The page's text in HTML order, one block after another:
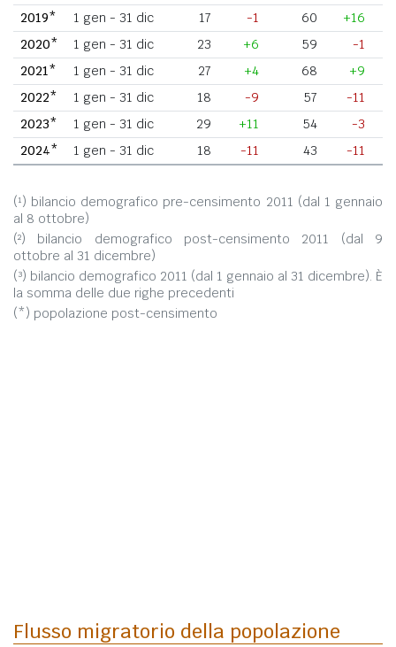
2019*
1 gen - 31 dic 17 -1 60
+16
2020*
1 gen - 31 dic 23 +6 59
-1
2021*
1 gen - 31 dic 27 +4 68
+9
2022*
1 gen - 31 dic 18 -9 57
-11
2023*
1 gen - 31 dic 29 +11 54
-3
2024*
1 gen - 31 dic 18 -11 43 -11
(¹) bilancio demografico pre-censimento 2011 (dal 1 gennaio
al 8 ottobre)
(²) bilancio demografico post-censimento 2011 (dal 9
ottobre al 31 dicembre)
(³) bilancio demografico 2011 (dal 1 gennaio al 31 dicembre). È
la somma delle due righe precedenti
(*) popolazione post-censimento
Flusso migratorio della popolazione